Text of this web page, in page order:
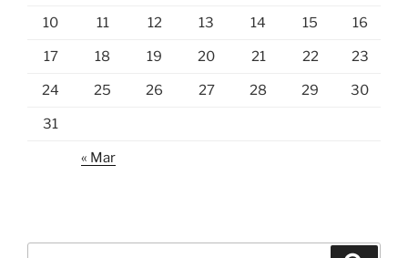
10 11 12 13 14 15 16
17 18 19 20 21 22 23
24 25 26 27 28 29 30
31
« Mar